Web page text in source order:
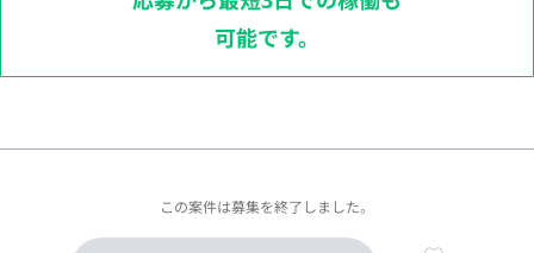
可能です。
この案件は募集を終了しました。